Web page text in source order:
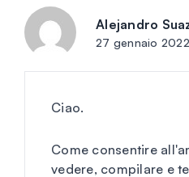
Alejandro
27 gennaio 2022
Ciao.
Come consentire
vedere, compilare e